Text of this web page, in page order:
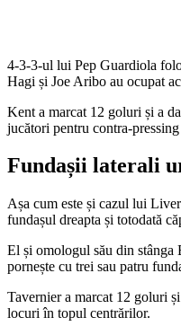
4-3-3-ul lui Pep Guardiola
Hagi și Joe Aribo au ocupat
Kent a marcat 12 goluri și a
jucători pentru contra-
Fundașii laterali
Așa cum este și cazul lui
fundașul dreapta și totodată
El și omologul său din stânga
pornește cu trei sau patru
Tavernier a marcat 12 goluri
locuri în topul centrărilor.